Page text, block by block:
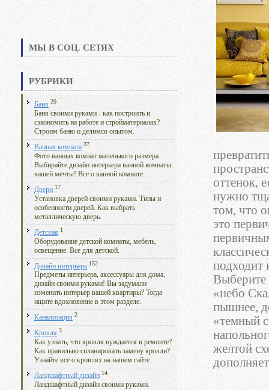
МЫ В СОЦ. СЕТЯХ
РУБРИКИ
Баня 20
Баня своими руками - как построить и
сэкономить на работе и стройматериалах?
Строим баню и делимся опытом.
Ванная комната 37
Фото ванных комнат маленького размера.
Выбирайте дизайн интерьера ванной комнаты
вашей мечты! Все о ванной комнате.
Двери 17
Установка дверей своими руками. Типы и
особенности дверей. Как выбрать
металлическую дверь.
Детская 1
Оборудование детской комнаты, мебель,
освещение. Все для детской.
Дизайн интерьера 152
Предметы интерьера, аксессуары для дома,
дизайн своими руками! Вы задумали
изменить интерьер вашей квартиры? Тогда
ищите вдохновение в этом разделе.
Канализация 2
Кровля 3
Как узнать, что кровля нуждается в ремонте?
Как правильно спланировать замену кровли?
Узнайте все о кровлях на нашем сайте.
Ландшафтный дизайн 14
Ландшафтный дизайн своими руками.
оттенок,
нужно
том, что
это
подходит
Выберите
«небо
пышнее,
«темный
желтой